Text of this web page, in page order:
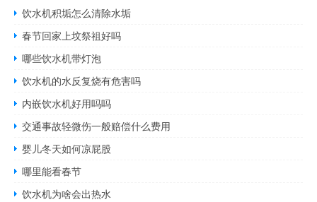
饮水机积垢怎么清除水垢
春节回家上坟祭祖好吗
哪些饮水机带灯泡
饮水机的水反复烧有危害吗
内嵌饮水机好用吗吗
交通事故轻微伤一般赔偿什么费用
婴儿冬天如何凉屁股
哪里能看春节
饮水机为啥会出热水